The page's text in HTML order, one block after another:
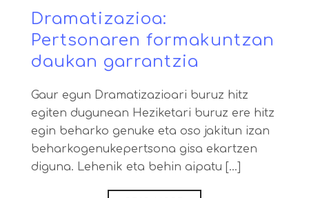
Dramatizazioa:
Pertsonaren formakuntzan
daukan garrantzia
Gaur egun Dramatizazioari buruz hitz
egiten dugunean Heziketari buruz ere hitz
egin beharko genuke eta oso jakitun izan
beharkogenukepertsona gisa ekartzen
diguna. Lehenik eta behin aipatu [...]